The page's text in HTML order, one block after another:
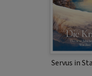
Servus in